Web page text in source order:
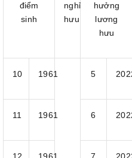
điểm
sinh
nghỉ
hưu
hưởng
lương
hưu
10 1961 5
11 1961 6